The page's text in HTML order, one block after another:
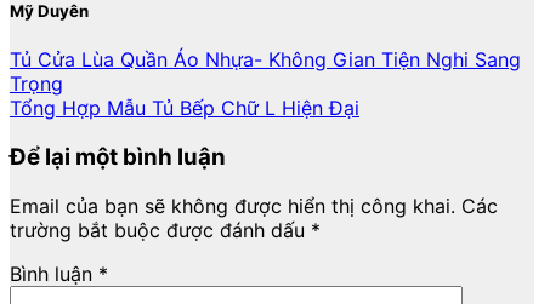
Mỹ Duyên
Tủ Cửa Lùa Quần Áo Nhựa- Không Gian Tiện Nghi Sang
Trọng
Tổng Hợp Mẫu Tủ Bếp Chữ L Hiện Đại
Để lại một bình luận
Email của bạn sẽ không được hiển thị công khai. Các
trường bắt buộc được đánh dấu *
Bình luận *